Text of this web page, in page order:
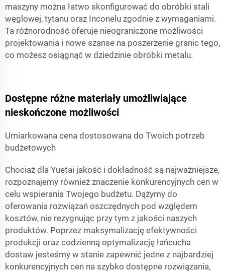
maszyny można łatwo skonfigurować do obróbki stali
węglowej, tytanu oraz Inconelu zgodnie z wymaganiami.
Ta różnorodność oferuje nieograniczone możliwości
projektowania i nowe szanse na poszerzenie granic tego,
co możesz osiągnąć w dziedzinie obróbki metalu.
Dostępne różne materiały umożliwiające
nieskończone możliwości
Umiarkowana cena dostosowana do Twoich potrzeb
budżetowych
Chociaż dla Yuetai jakość i dokładność są najważniejsze,
rozpoznajemy również znaczenie konkurencyjnych cen w
celu wspierania Twojego budżetu. Dążymy do
oferowania rozwiązań oszczędnych pod względem
kosztów, nie rezygnując przy tym z jakości naszych
produktów. Poprzez maksymalizację efektywności
produkcji oraz codzienną optymalizację łańcucha
dostaw jesteśmy w stanie zapewnić jedne z najbardziej
konkurencyjnych cen na szybko dostępne rozwiązania,